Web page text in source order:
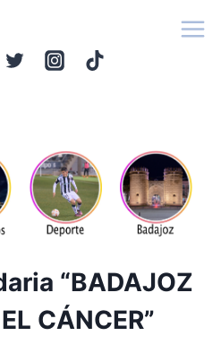
“BADAJOZ
CÁNCER”